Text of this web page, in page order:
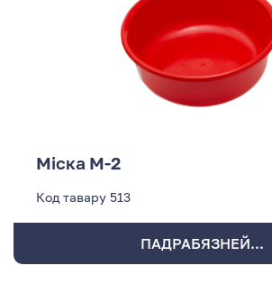
Міска М-2
Код тавару 513
ПАДРАБЯЗНЕЙ...